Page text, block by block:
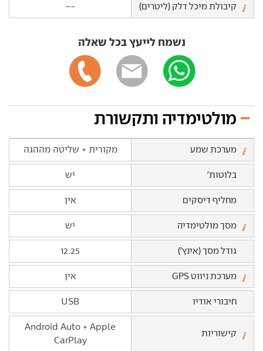
קיבולת מיכל דלק (ליטרים) --
נשמח לייעץ בכל שאלה
מולטימדיה ותקשורת
מערכת שמע מקורית + שליטה מההגה
בלוטות' יש
מחליף דיסקים אין
מסך מולטימדיה יש
גודל מסך (אינץ') 12.25
מערכת ניווט GPS אין
חיבורי אודיו USB
קישוריות
Android Auto + Apple
CarPlay